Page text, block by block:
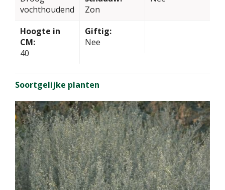
vochthoudend
Zon
Hoogte in
CM:
40
Giftig:
Nee
Soortgelijke planten